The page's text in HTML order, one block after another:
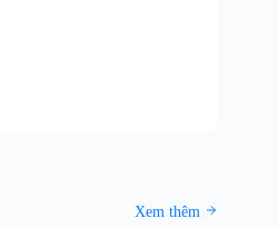
Xem thêm